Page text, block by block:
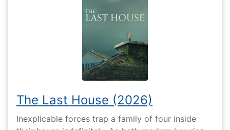
The Last House (2026)
Inexplicable forces trap a family of four inside